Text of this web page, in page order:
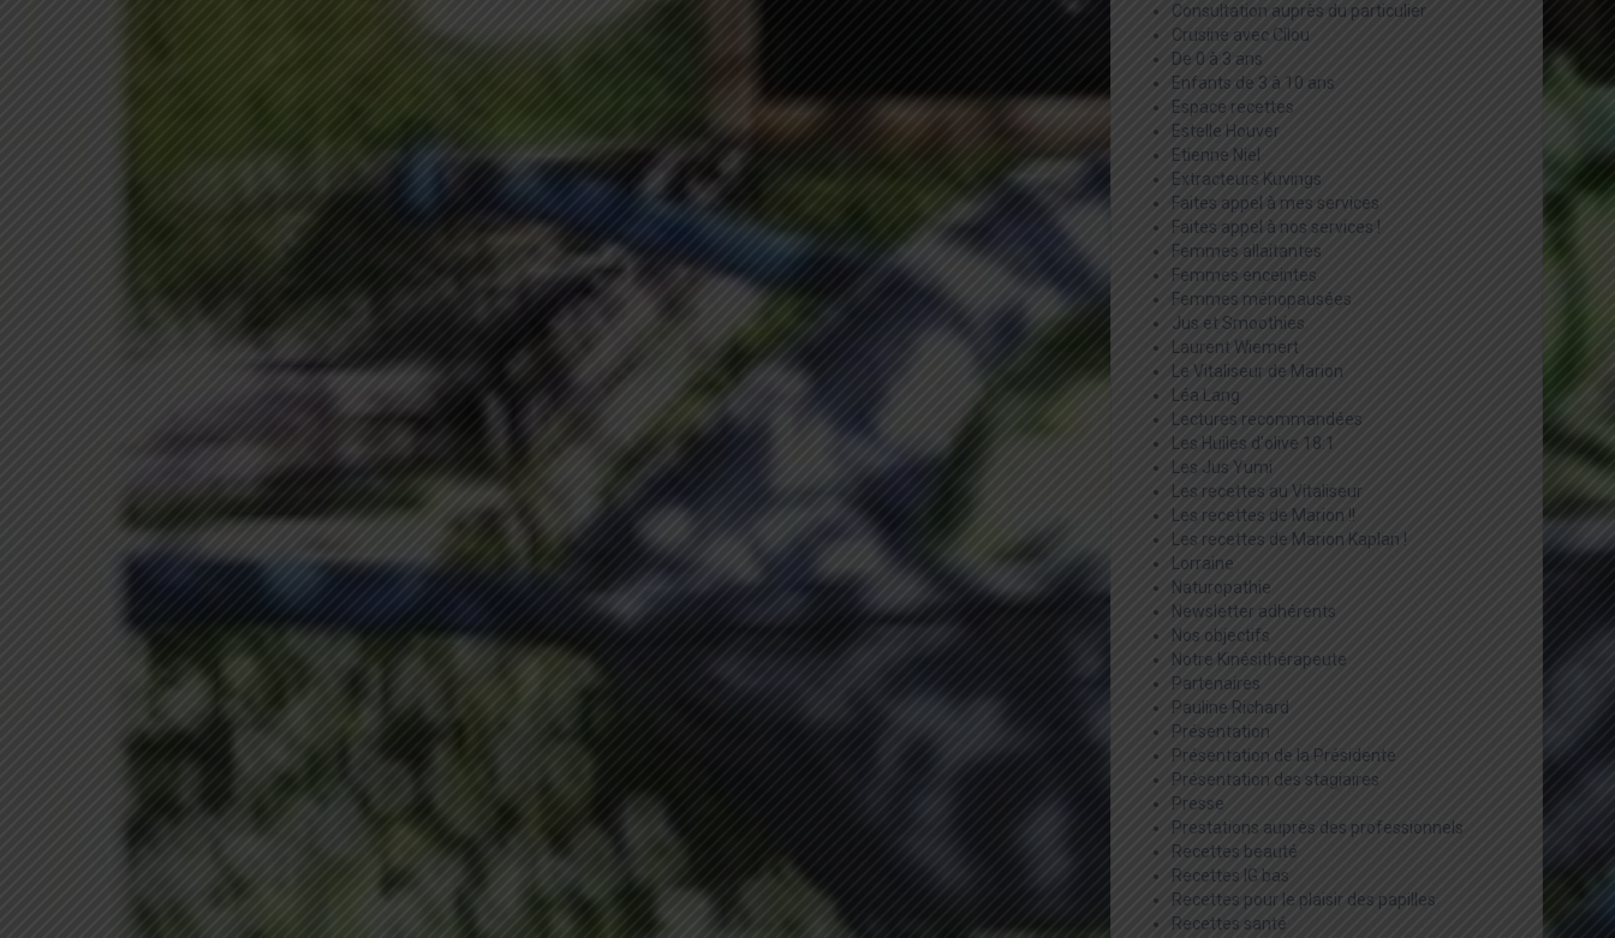
Consultation auprès du particulier
Crusine avec Cilou
De 0 à 3 ans
Enfants de 3 à 10 ans
Espace recettes
Estelle Houver
Etienne Niel
Extracteurs Kuvings
Faites appel à mes services
Faites appel à nos services !
Femmes allaitantes
Femmes enceintes
Femmes ménopausées
Jus et Smoothies
Laurent Wiemert
Le Vitaliseur de Marion
Léa Lang
Lectures recommandées
Les Huiles d'olive 18:1
Les Jus Yumi
Les recettes au Vitaliseur
Les recettes de Marion !!
Les recettes de Marion Kaplan !
Lorraine
Naturopathie
Newsletter adhérents
Nos objectifs
Notre Kinésithérapeute
Partenaires
Pauline Richard
Présentation
Présentation de la Présidente
Présentation des stagiaires
Presse
Prestations auprès des professionnels
Recettes beauté
Recettes IG bas
Recettes pour le plaisir des papilles
Recettes santé